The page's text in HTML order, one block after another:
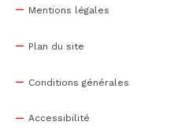
Mentions légales
Plan du site
Conditions générales
Accessibilité